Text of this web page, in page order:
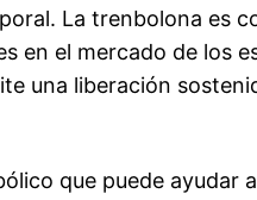
La trenbolona es
en el mercado de los
una liberación
que puede ayudar